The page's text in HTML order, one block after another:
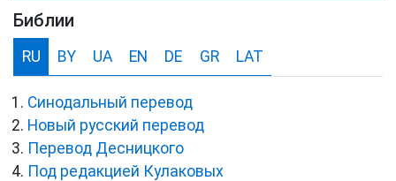
Библии
RU BY UA EN DE GR LAT
Синодальный перевод
Новый русский перевод
Перевод Десницкого
Под редакцией Кулаковых